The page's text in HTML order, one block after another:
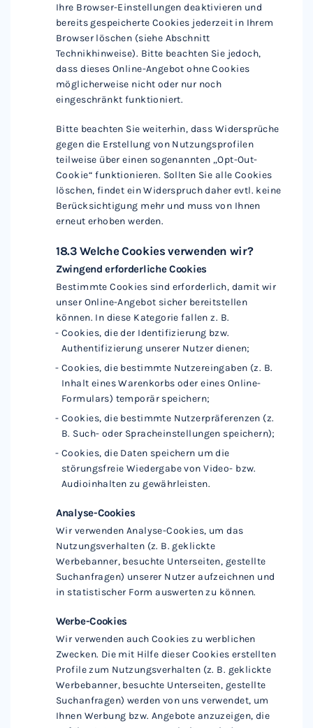
Ihre Browser-Einstellungen deaktivieren und
bereits gespeicherte Cookies jederzeit in Ihrem
Browser löschen (siehe Abschnitt
Technikhinweise). Bitte beachten Sie jedoch,
dass dieses Online-Angebot ohne Cookies
möglicherweise nicht oder nur noch
eingeschränkt funktioniert.
Bitte beachten Sie weiterhin, dass Widersprüche
gegen die Erstellung von Nutzungsprofilen
teilweise über einen sogenannten „Opt-Out-
Cookie“ funktionieren. Sollten Sie alle Cookies
löschen, findet ein Widerspruch daher evtl. keine
Berücksichtigung mehr und muss von Ihnen
erneut erhoben werden.
18.3 Welche Cookies verwenden wir?
Zwingend erforderliche Cookies
Bestimmte Cookies sind erforderlich, damit wir
unser Online-Angebot sicher bereitstellen
können. In diese Kategorie fallen z. B.
Cookies, die der Identifizierung bzw.
Authentifizierung unserer Nutzer dienen;
Cookies, die bestimmte Nutzereingaben (z. B.
Inhalt eines Warenkorbs oder eines Online-
Formulars) temporär speichern;
Cookies, die bestimmte Nutzerpräferenzen (z.
B. Such- oder Spracheinstellungen speichern);
Cookies, die Daten speichern um die
störungsfreie Wiedergabe von Video- bzw.
Audioinhalten zu gewährleisten.
Analyse-Cookies
Wir verwenden Analyse-Cookies, um das
Nutzungsverhalten (z. B. geklickte
Werbebanner, besuchte Unterseiten, gestellte
Suchanfragen) unserer Nutzer aufzeichnen und
in statistischer Form auswerten zu können.
Werbe-Cookies
Wir verwenden auch Cookies zu werblichen
Zwecken. Die mit Hilfe dieser Cookies erstellten
Profile zum Nutzungsverhalten (z. B. geklickte
Werbebanner, besuchte Unterseiten, gestellte
Suchanfragen) werden von uns verwendet, um
Ihnen Werbung bzw. Angebote anzuzeigen, die